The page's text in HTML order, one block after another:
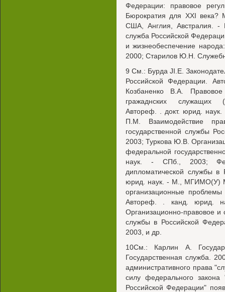
Федерации: правовое
Бюрократия для XXI века?
США, Англия, Австралия. -
служба Российской
и жизнеобеспечение
2000; Старилов Ю.Н.
9 См.: Бурда JI.E.
Российской Федерации.
Козбаненко В.А. Правовое
гражаднских служащих
Автореф. . докт. юрид.
П.М. Взаимодействие
государственной службы
2003; Туркова Ю.В.
федеральной
наук. - СПб., 2003;
дипломатической службы
юрид. наук. - М., МГИМО(У)
организационные проблемы
Автореф. . канд. юрид.
Организационно-правовое и
службы в Российской
2003, и др.
10См.: Карлин А.
Государственная служба.
административного права
силу федерального закона
Российской Федерации"